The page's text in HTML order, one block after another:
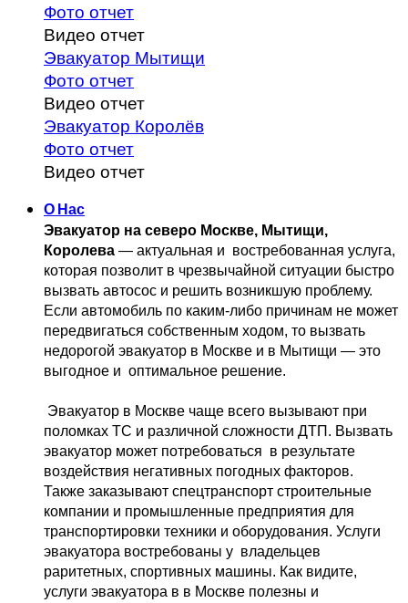
Фото отчет
Видео отчет
Эвакуатор Мытищи
Фото отчет
Видео отчет
Эвакуатор Королёв
Фото отчет
Видео отчет
О Нас
Эвакуатор на северо Москве, Мытищи,
Королева — актуальная и востребованная услуга,
Если автомобиль по каким-либо причинам не может
передвигаться собственным ходом, то вызвать
недорогой эвакуатор в Москве и в Мытищи — это
выгодное и оптимальное решение.
поломках ТС и различной сложности ДТП. Вызвать
эвакуатор может потребоваться  в результате
воздействия негативных погодных факторов.
Также заказывают спецтранспорт строительные
компании и промышленные предприятия для
транспортировки техники и оборудования. Услуги
эвакуатора востребованы у  владельцев
раритетных, спортивных машины. Как видите,
услуги эвакуатора в в Москве полезны и